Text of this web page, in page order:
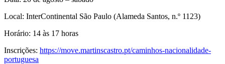
Local: InterContinental São Paulo (Alameda Santos, n.º 1123)
Horário: 14 às 17 horas
Inscrições: https://move.martinscastro.pt/caminhos-nacionalidade-
portuguesa